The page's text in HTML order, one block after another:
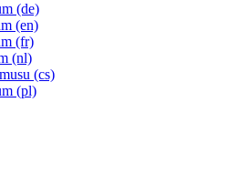
(de)
(en)
(fr)
(nl)
(cs)
(pl)